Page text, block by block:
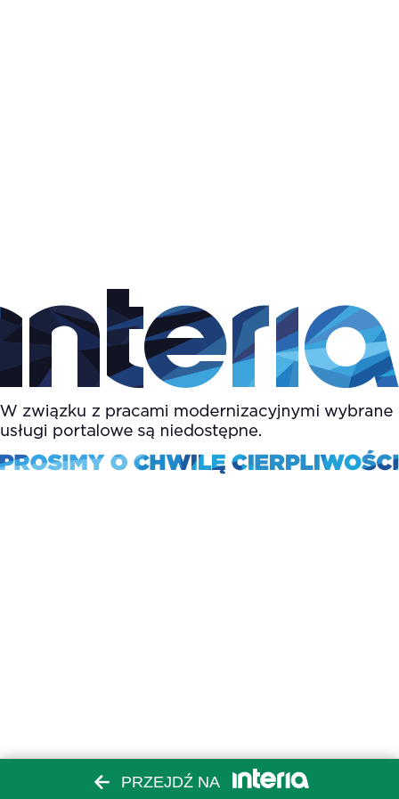
PRZEJDŹ NA